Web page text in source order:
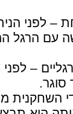
עם הרגל
–
השחקנית